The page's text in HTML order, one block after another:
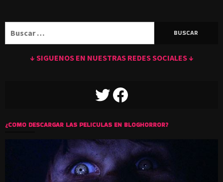
↓ SIGUENOS EN NUESTRAS REDES SOCIALES ↓
TWITTERFACEBOOK
¿COMO DESCARGAR LAS PELICULAS EN BLOGHORROR?